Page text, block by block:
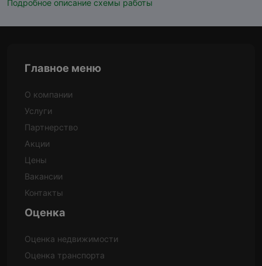
Подробное описание схемы работы
Главное меню
О компании
Услуги
Партнерство
Акции
Цены
Вакансии
Контакты
Оценка
Оценка недвижимости
Оценка транспорта